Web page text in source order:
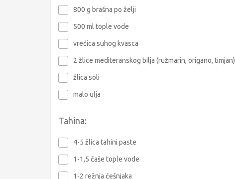
800 g brašna po želji
500 ml tople vode
vrećica suhog kvasca
2 žlice mediteranskog bilja (ružmarin, origano, timjan)
žlica soli
malo ulja
Tahina:
4-5 žlica tahini paste
1-1,5 čaše tople vode
1-2 režnja češnjaka